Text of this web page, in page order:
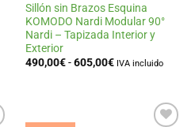
Sillón sin Brazos Esquina
KOMODO Nardi Modular 90°
Nardi – Tapizada Interior y
Exterior
490,00€ - 605,00€Rango
IVA incluido